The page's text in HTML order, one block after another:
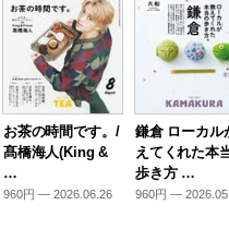
お茶の時間です。/
髙橋海人(King &
…
960円 — 2026.06.26
鎌倉 ローカル
えてくれた本
歩き方 …
960円 —